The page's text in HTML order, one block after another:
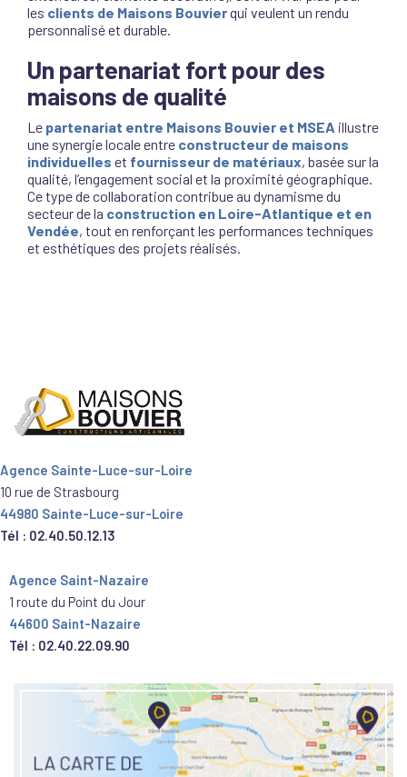
les clients de Maisons Bouvierqui veulent un rendu
personnalisé et durable.
Un partenariat fort pour des
maisons de qualité
Le partenariat entre Maisons Bouvier et MSEA illustre
une synergie locale entre constructeur de maisons
individuelles et fournisseur de matériaux, basée sur la
qualité, l’engagement social et la proximité géographique.
Ce type de collaboration contribue au dynamisme du
secteur de la construction en Loire-Atlantique et en
Vendée, tout en renforçant les performances techniques
et esthétiques des projets réalisés.
Agence Sainte-Luce-sur-Loire
10 rue de Strasbourg
44980 Sainte-Luce-sur-Loire
Tél : 02.40.50.12.13
Agence Saint-Nazaire
1 route du Point du Jour
44600 Saint-Nazaire
Tél : 02.40.22.09.90